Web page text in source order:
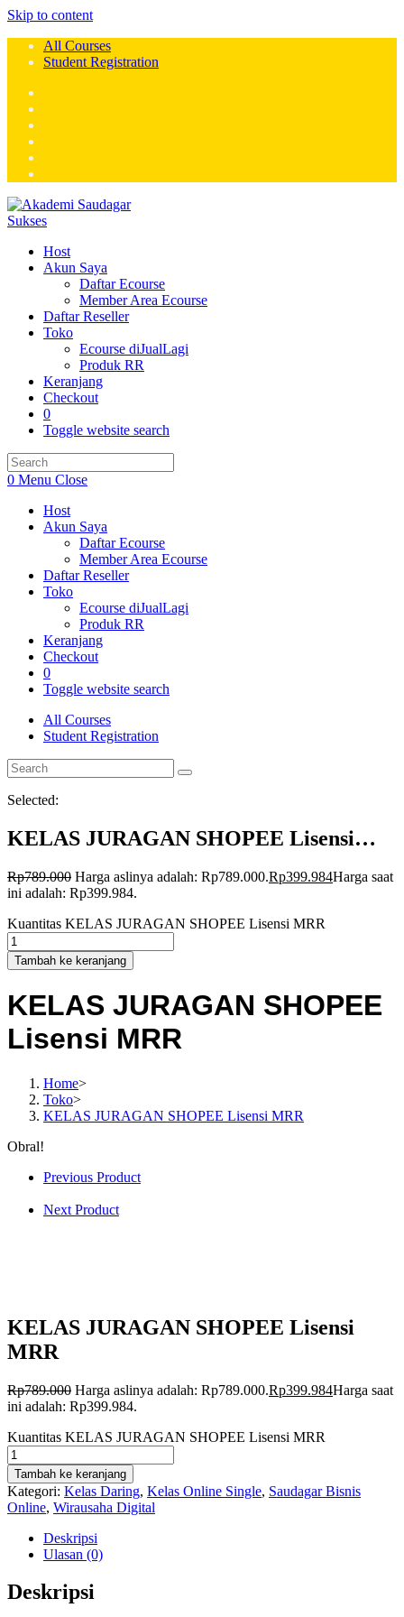
Skip to content
All Courses
Student Registration
Host
Akun Saya
Daftar Ecourse
Member Area Ecourse
Daftar Reseller
Toko
Ecourse diJualLagi
Produk RR
Keranjang
Checkout
0
Toggle website search
0 Menu Close
Host
Akun Saya
Daftar Ecourse
Member Area Ecourse
Daftar Reseller
Toko
Ecourse diJualLagi
Produk RR
Keranjang
Checkout
0
Toggle website search
All Courses
Student Registration
Selected:
KELAS JURAGAN SHOPEE Lisensi…
Rp789.000 Harga aslinya adalah: Rp789.000.Rp399.984Harga saat
ini adalah: Rp399.984.
Kuantitas KELAS JURAGAN SHOPEE Lisensi MRR
Tambah ke keranjang
KELAS JURAGAN SHOPEE
Lisensi MRR
Home>
Toko>
KELAS JURAGAN SHOPEE Lisensi MRR
Obral!
Previous Product
Next Product
KELAS JURAGAN SHOPEE Lisensi
MRR
Rp789.000 Harga aslinya adalah: Rp789.000.Rp399.984Harga saat
ini adalah: Rp399.984.
Kuantitas KELAS JURAGAN SHOPEE Lisensi MRR
Tambah ke keranjang
Kategori: Kelas Daring, Kelas Online Single, Saudagar Bisnis
Online, Wirausaha Digital
Deskripsi
Ulasan (0)
Deskripsi